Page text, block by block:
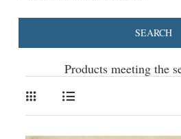
SEARCH
Products meeting the